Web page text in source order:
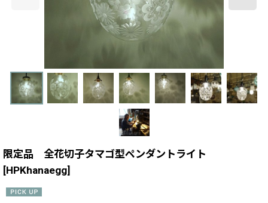
限定品 全花切子タマゴ型ペンダントライト
[HPKhanaegg]